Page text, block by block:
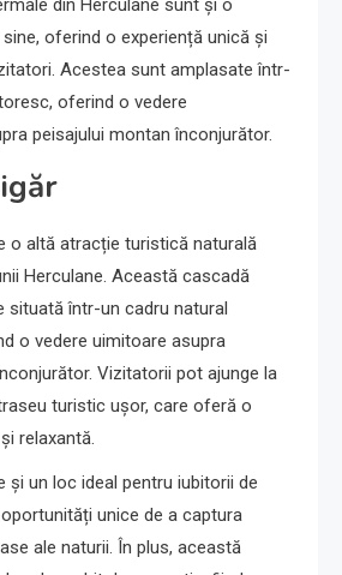
din Herculane sunt și o
oferind o experiență unică și
Acestea sunt amplasate într-
oferind o vedere
peisajului montan înconjurător.
o altă atracție turistică naturală
Herculane. Această cascadă
situată într-un cadru natural
o vedere uimitoare asupra
Vizitatorii pot ajunge la
turistic ușor, care oferă o
relaxantă.
și un loc ideal pentru iubitorii de
unice de a captura
ale naturii. În plus, această